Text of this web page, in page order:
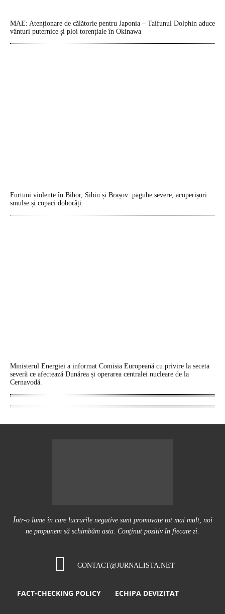
MAE: Atenționare de călătorie pentru Japonia – Taifunul Dolphin aduce
vânturi puternice și ploi torențiale în Okinawa
Furtuni violente în Bihor, Sibiu și Brașov: pagube severe, acoperișuri
smulse și copaci doborâți
Ministerul Energiei a informat Comisia Europeană cu privire la seceta
severă ce afectează Dunărea și operarea centralei nucleare de la
Cernavodă.
Într-o lume în care lucrurile negative sunt promovate tot mai mult, noi
ne propunem să schimbăm asta. Conţinut pozitiv în fiecare zi.
CONTACT@JURNALISTA.NET
FACT-CHECKING POLICY ECHIPA DEVIZITAT